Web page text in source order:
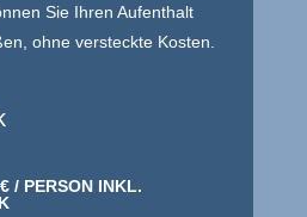
Sie Ihren Aufenthalt
ohne versteckte Kosten.
/ PERSON INKL.